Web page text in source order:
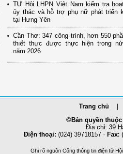
TƯ Hội LHPN Việt Nam kiểm tra
ủy thác và hỗ trợ phụ nữ phát triển
tại Hưng Yên
Cần Thơ: 347 công trình, hơn 550
thiết thực được thực hiện trong
năm 2026
Trang chủ
©Bản quyền
Địa chỉ: 39
Điện thoại: (024) 39718157 - Fax:
Ghi rõ nguồn Cổng thông tin điện tử